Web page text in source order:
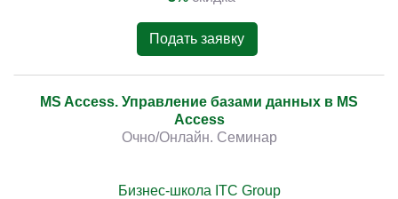
Подать заявку
MS Access. Управление базами данных в MS
Access
Очно/Онлайн. Семинар
Бизнес-школа ITC Group